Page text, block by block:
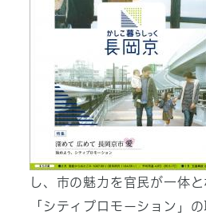
し、市の魅力を官民が一体
「シティプロモーション」